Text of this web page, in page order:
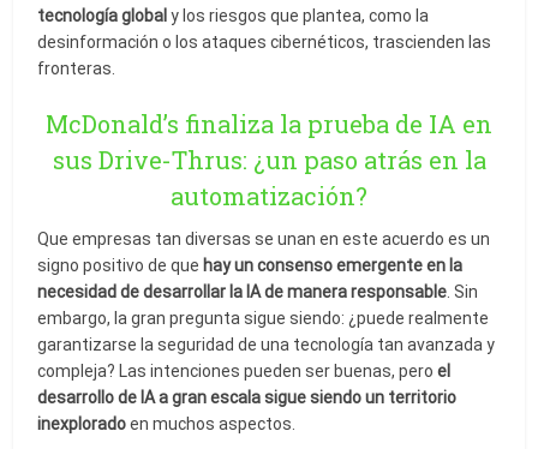
tecnología global y los riesgos que plantea, como la
desinformación o los ataques cibernéticos, trascienden las
fronteras.
McDonald’s finaliza la prueba de IA en
sus Drive-Thrus: ¿un paso atrás en la
automatización?
Que empresas tan diversas se unan en este acuerdo es un
signo positivo de que hay un consenso emergente en la
necesidad de desarrollar la IA de manera responsable . Sin
embargo, la gran pregunta sigue siendo: ¿puede realmente
garantizarse la seguridad de una tecnología tan avanzada y
compleja? Las intenciones pueden ser buenas, peroel
desarrollo de IA a gran escala sigue siendo un territorio
inexploradoen muchos aspectos.